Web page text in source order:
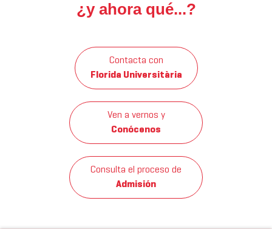
¿y ahora qué...?
Contacta con
Florida Universitària
Ven a vernos y
Conócenos
Consulta el proceso de
Admisión